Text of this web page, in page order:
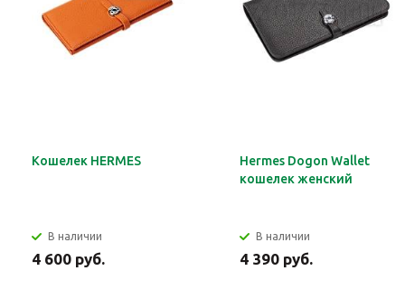
Кошелек HERMES
В наличии
4 600 руб.
Hermes Dogon Wallet
кошелек женский
В наличии
4 390 руб.